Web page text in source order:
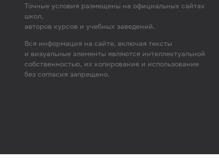
Точные условия размещены на официальных сайтах
школ,
авторов курсов и учебных заведений.
Вся информация на сайте, включая тексты
и визуальные элементы являются интеллектуальной
собственностью, их копирование и использование
без согласия запрещено.